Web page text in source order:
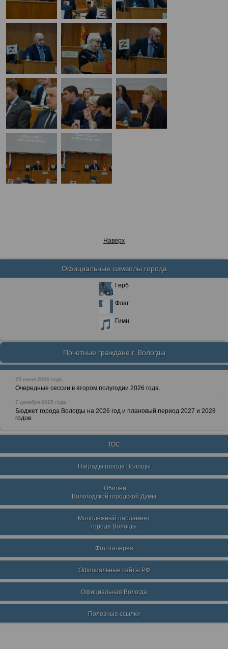
Наверх
Официальные символы города
Герб
Флаг
Гимн
Почетные граждане г. Вологды
25 июня 2026 года
Очередные сессии в втором полугодии 2026 года.
7 декабря 2025 года
Бюджет города Вологды на 2026 год и плановый период 2027 и 2028
годов.
ТОС
Награды города Вологды
Юбилеи
Вологодской городской Думы
Молодежный парламент
города Вологды
Фотогалерея
Официальные сайты РФ
Официальная Вологда
Полезные ссылки